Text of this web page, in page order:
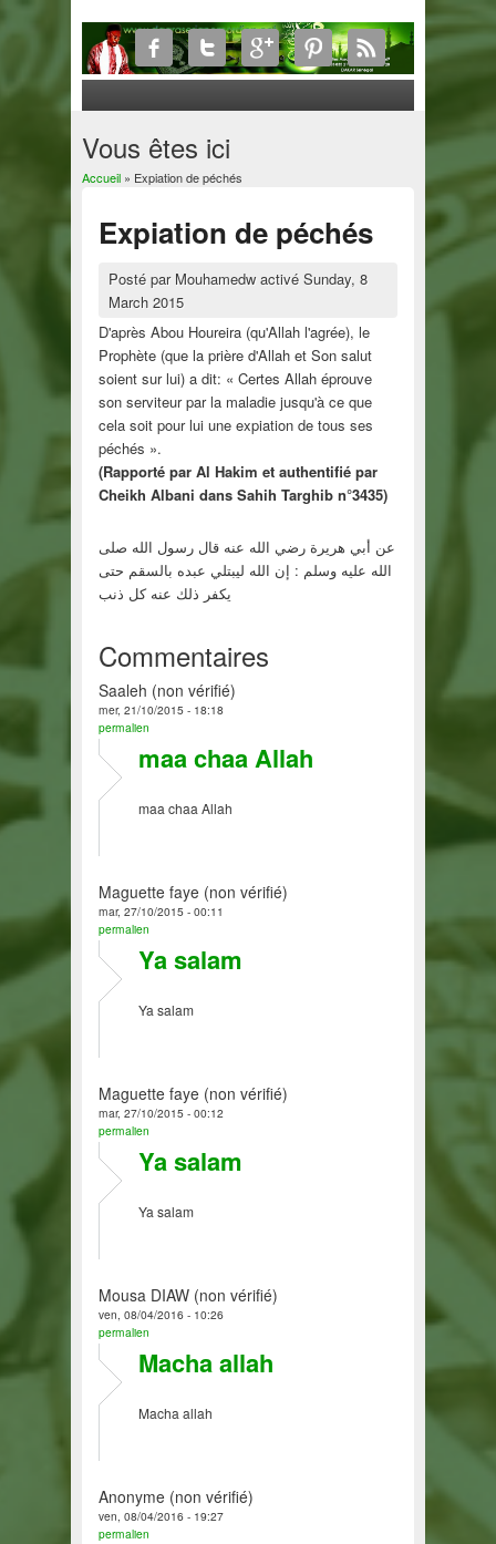
Vous êtes ici
Accueil» Expiation de péchés
Expiation de péchés
Posté par Mouhamedwactivé Sunday, 8
March 2015
D'après Abou Houreira (qu'Allah l'agrée), le
Prophète (que la prière d'Allah et Son salut
soient sur lui) a dit: « Certes Allah éprouve
son serviteur par la maladie jusqu'à ce que
cela soit pour lui une expiation de tous ses
péchés ».
(Rapporté par Al Hakim et authentifié par
Cheikh Albani dans Sahih Targhib n°3435)
عن أبي هريرة رضي الله عنه قال رسول الله صلى
الله عليه وسلم : إن الله ليبتلي عبده بالسقم حتى
يكفر ذلك عنه كل ذنب
Commentaires
Saaleh (non vérifié)
mer, 21/10/2015 - 18:18
permalien
maa chaa Allah
maa chaa Allah
Maguette faye (non vérifié)
mar, 27/10/2015 - 00:11
permalien
Ya salam
Ya salam
Maguette faye (non vérifié)
mar, 27/10/2015 - 00:12
permalien
Ya salam
Ya salam
Mousa DIAW (non vérifié)
ven, 08/04/2016 - 10:26
permalien
Macha allah
Macha allah
Anonyme (non vérifié)
ven, 08/04/2016 - 19:27
permalien